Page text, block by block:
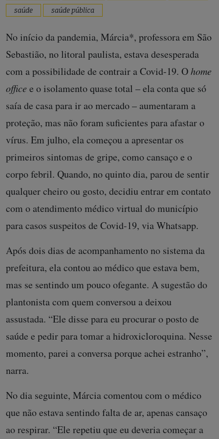
saúde
saúde pública
No início da pandemia, Márcia*, professora em São
Sebastião, no litoral paulista, estava desesperada
com a possibilidade de contrair a Covid-19. Ohome
office e o isolamento quase total – ela conta que só
saía de casa para ir ao mercado – aumentaram a
proteção, mas não foram suficientes para afastar o
vírus. Em julho, ela começou a apresentar os
primeiros sintomas de gripe, como cansaço e o
corpo febril. Quando, no quinto dia, parou de sentir
qualquer cheiro ou gosto, decidiu entrar em contato
com o atendimento médico virtual do município
para casos suspeitos de Covid-19, via Whatsapp.
Após dois dias de acompanhamento no sistema da
prefeitura, ela contou ao médico que estava bem,
mas se sentindo um pouco ofegante. A sugestão do
plantonista com quem conversou a deixou
assustada. “Ele disse para eu procurar o posto de
saúde e pedir para tomar a hidroxicloroquina. Nesse
momento, parei a conversa porque achei estranho”,
narra.
No dia seguinte, Márcia comentou com o médico
que não estava sentindo falta de ar, apenas cansaço
ao respirar. “Ele repetiu que eu deveria começar a